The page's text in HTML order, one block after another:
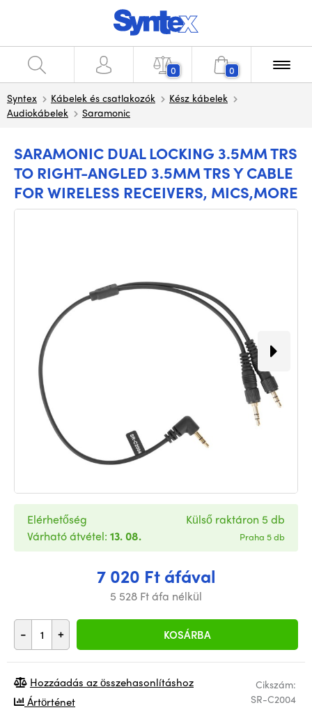
0 0
Syntex Kábelek és csatlakozók
Kész kábelek
Audiokábelek
Saramonic
SARAMONIC DUAL LOCKING 3.5MM TRS
TO RIGHT-ANGLED 3.5MM TRS Y CABLE
FOR WIRELESS RECEIVERS, MICS,MORE
7 020 Ft áfával
5 528 Ft áfa nélkül
- + KOSÁRBA
Elérhetőség
Várható átvétel: 13. 08.
Külső raktáron 5 db
Praha 5 db
Cikszám:
SR-C2004
Hozzáadás az összehasonlításhoz
Ártörténet